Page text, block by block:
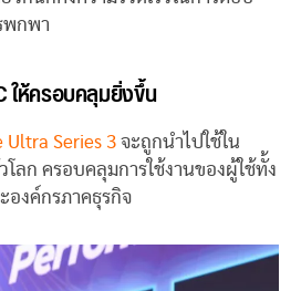
พกพา
ให้ครอบคลุมยิ่งขึ้น
Ultra Series 3 จะถูกนำไปใช้ใน
ลก ครอบคลุมการใช้งานของผู้ใช้ทั้ง
องค์กรภาคธุรกิจ